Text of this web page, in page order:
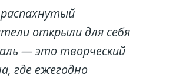
открыли для себя
— это творческий
где ежегодно